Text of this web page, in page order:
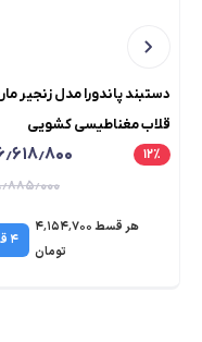
دستبند پاندورا مدل زنجیر
قلاب مغناطیسی کشویی
۱۲٪
هر قسط ۴٬۱۵۴٬۷۰۰
تومان
۴ قسط